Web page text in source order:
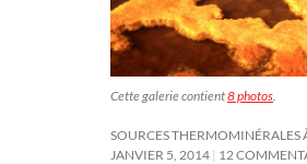
Cette galerie contient8 photos
SOURCES THERMOMINÉRALES
JANVIER 5, 2014 12